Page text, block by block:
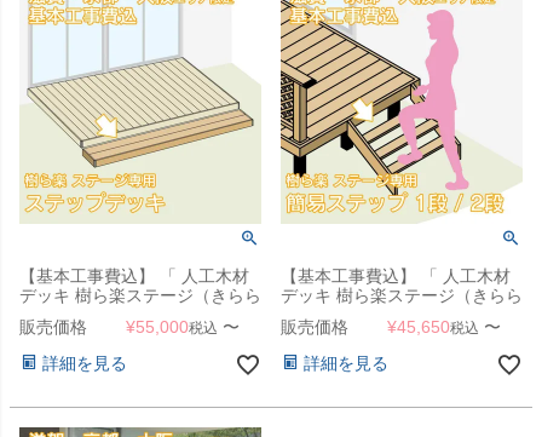
【基本工事費込】 「 人工木材
デッキ 樹ら楽ステージ（きらら
ステージ） ステップデッキ（階
段） 」 【滋賀・京都・大阪の
み対応可能】【本体と同時注文
のみ対応可】
販売価格 ¥55,000税込 〜
詳細を見る
【基本工事費込】 「 人工木材
デッキ 樹ら楽ステージ（きらら
ステージ） 簡易ステップ（階
段） 1段・2段 」 【滋賀・京
都・大阪のみ対応可能】【本体
と同時注文のみ対応可】
販売価格 ¥45,650税込 〜
詳細を見る